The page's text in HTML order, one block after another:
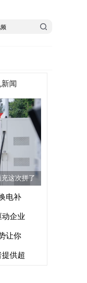
闻
这次拼了
电补
企业
让你
供超